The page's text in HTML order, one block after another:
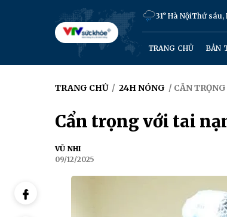
31° Hà NộiThứ sáu,
TRANG CHỦ BẢN
TRANG CHỦ / 24H NÓNG / CẨN
Cẩn trọng với tai
VŨ NHI
09/12/2025